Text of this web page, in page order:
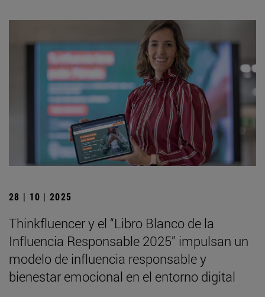
28 | 10 | 2025
Thinkfluencer y el “Libro Blanco de la
Influencia Responsable 2025” impulsan un
modelo de influencia responsable y
bienestar emocional en el entorno digital